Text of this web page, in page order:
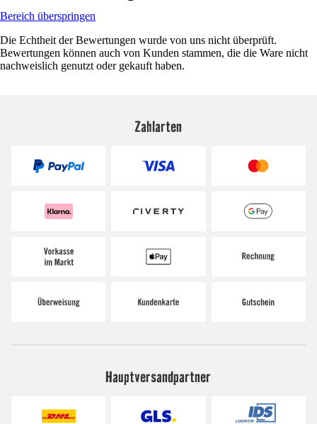
Bereich überspringen
Die Echtheit der Bewertungen wurde von uns nicht überprüft.
Bewertungen können auch von Kunden stammen, die die Ware nicht
nachweislich genutzt oder gekauft haben.
Zahlarten
Hauptversandpartner